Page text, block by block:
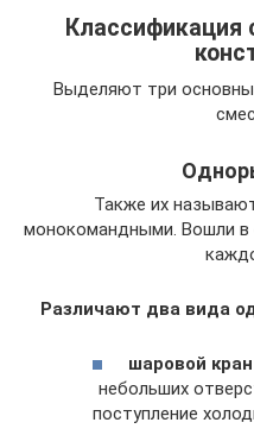
Классификация
Выделяют три
Также их
монокомандными. Вошли в
Различают два вида
шаровой
небольших
поступление